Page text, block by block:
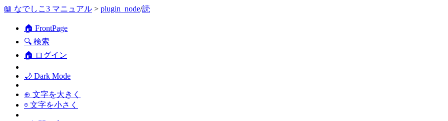
📖 なでしこ3 マニュアル > plugin_node/読
🏠 FrontPage
🔍 検索
🏠 ログイン
🌙 Dark Mode
⊕ 文字を大きく
⊖ 文字を小さく